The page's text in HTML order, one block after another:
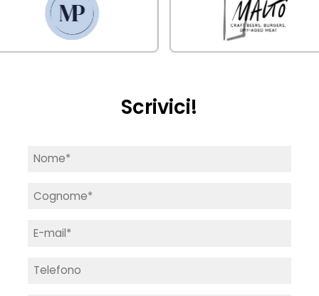
Scrivici!